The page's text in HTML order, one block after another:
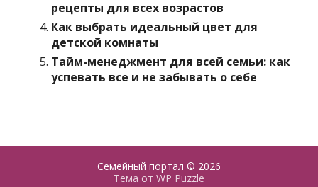
рецепты для всех возрастов
Как выбрать идеальный цвет для
детской комнаты
Тайм-менеджмент для всей семьи: как
успевать все и не забывать о себе
Семейный портал © 2026
Тема от WP Puzzle